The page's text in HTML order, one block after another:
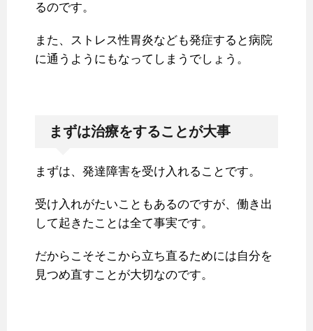
るのです。
また、ストレス性胃炎なども発症すると病院
に通うようにもなってしまうでしょう。
まずは治療をすることが大事
まずは、発達障害を受け入れることです。
受け入れがたいこともあるのですが、働き出
して起きたことは全て事実です。
だからこそそこから立ち直るためには自分を
見つめ直すことが大切なのです。